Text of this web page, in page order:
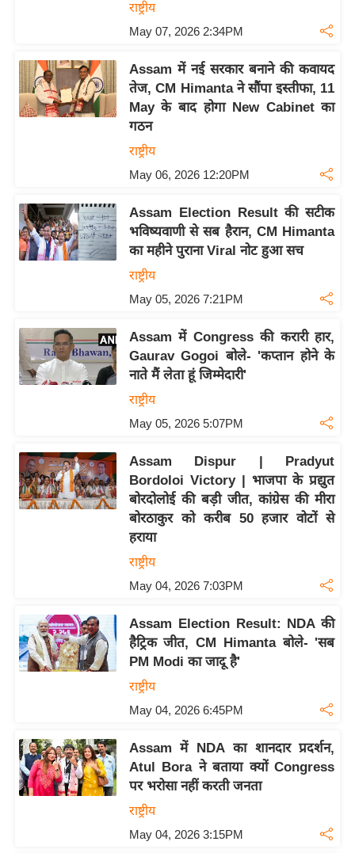
डिं
ग
Q
वि
धा
न
स
व
फो
टो
डि
यो
इं
क
रा
ज्यों
राष्ट्रीय
May 07, 2026 2:34PM
Assam में नई सरकार बनाने की कवायद
तेज, CM Himanta ने सौंपा इस्तीफा, 11
May के बाद होगा New Cabinet का
गठन
राष्ट्रीय
May 06, 2026 12:20PM
Assam Election Result की सटीक
भविष्यवाणी से सब हैरान, CM Himanta
का महीने पुराना Viral नोट हुआ सच
राष्ट्रीय
May 05, 2026 7:21PM
Assam में Congress की करारी हार,
Gaurav Gogoi बोले- 'कप्तान होने के
नाते मैं लेता हूं जिम्मेदारी'
राष्ट्रीय
May 05, 2026 5:07PM
Assam Dispur | Pradyut
Bordoloi Victory | भाजपा के प्रद्युत
बोरदोलोई की बड़ी जीत, कांग्रेस की मीरा
बोरठाकुर को करीब 50 हजार वोटों से
हराया
राष्ट्रीय
May 04, 2026 7:03PM
Assam Election Result: NDA की
हैट्रिक जीत, CM Himanta बोले- 'सब
PM Modi का जादू है'
राष्ट्रीय
May 04, 2026 6:45PM
Assam में NDA का शानदार प्रदर्शन,
Atul Bora ने बताया क्यों Congress
पर भरोसा नहीं करती जनता
राष्ट्रीय
May 04, 2026 3:15PM